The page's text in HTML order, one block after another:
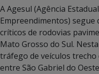
A Agesul (Agência
Empreendimentos)
críticos de rodovias
Mato Grosso do Sul.
tráfego de veículos trecho
entre São Gabriel do